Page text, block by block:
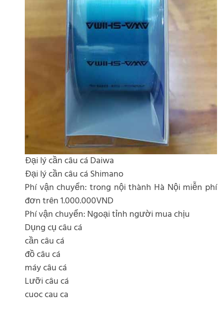
Đại lý cần câu cá Daiwa
Đại lý cần câu cá Shimano
Phí vận chuyển: trong nội thành Hà Nội miễn phí
đơn trên 1.000.000VND
Phí vận chuyển: Ngoại tỉnh người mua chịu
Dụng cụ câu cá
cần câu cá
đồ câu cá
máy câu cá
Lưỡi câu cá
cuoc cau ca